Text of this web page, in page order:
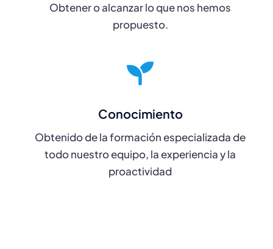
Obtener o alcanzar lo que nos hemos
propuesto.
Conocimiento
Obtenido de la formación especializada de
todo nuestro equipo, la experiencia y la
proactividad